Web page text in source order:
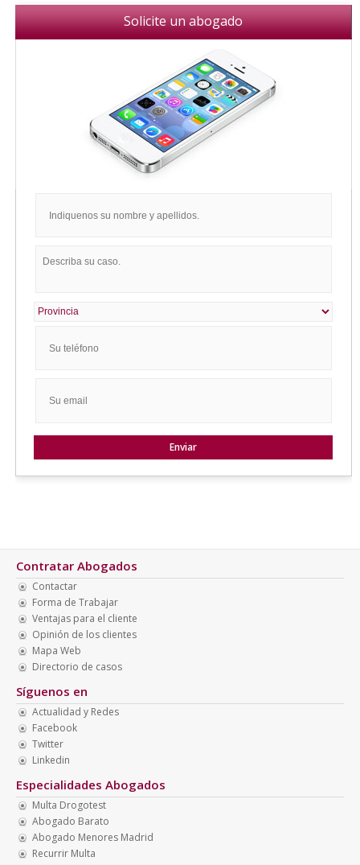
Solicite un abogado
Contratar Abogados
Contactar
Forma de Trabajar
Ventajas para el cliente
Opinión de los clientes
Mapa Web
Directorio de casos
Síguenos en
Actualidad y Redes
Facebook
Twitter
Linkedin
Especialidades Abogados
Multa Drogotest
Abogado Barato
Abogado Menores Madrid
Recurrir Multa